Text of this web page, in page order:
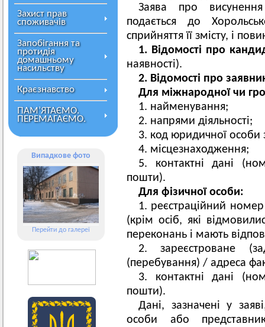
Захист прав
споживачів
Запобігання та
протидія
домашньому
насильству
Краєзнавство
ПАМ’ЯТАЄМО.
ПЕРЕМАГАЄМО.
Випадкове фото
Перейти до галереї
Заява про висунення
подається до
сприйняття її змісту, і
1. Відомості про
наявності).
2. Відомості про
Для міжнародної чи
1. найменування;
2. напрями діяльності;
3. код юридичної особи
4. місцезнаходження;
5. контактні дані
пошти).
Для фізичної особи:
1. реєстраційний номер
(крім осіб, які
переконань і мають
2. зареєстроване
(перебування) / адреса
3. контактні дані
пошти).
Дані, зазначені у
особи або